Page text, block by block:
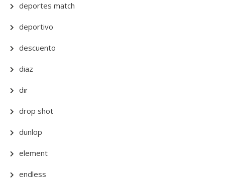
deportes match
deportivo
descuento
diaz
dir
drop shot
dunlop
element
endless